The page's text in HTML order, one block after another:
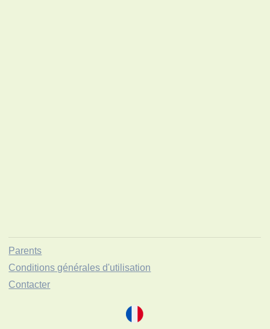
Parents
Conditions générales d'utilisation
Contacter